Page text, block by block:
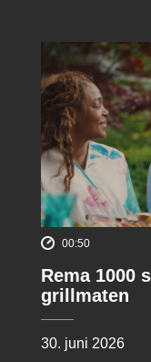
00:50
Rema 1000
grillmaten
30. juni 2026